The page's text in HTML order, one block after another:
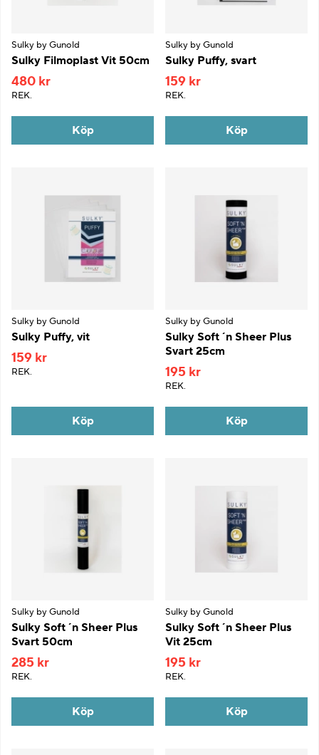
Sulky by Gunold
Sulky Filmoplast Vit 50cm
480 kr
REK.
Köp
Sulky by Gunold
Sulky Puffy, svart
159 kr
REK.
Köp
Sulky by Gunold
Sulky Puffy, vit
159 kr
REK.
Köp
Sulky by Gunold
Sulky Soft ´n Sheer Plus
Svart 25cm
195 kr
REK.
Köp
Sulky by Gunold
Sulky Soft ´n Sheer Plus
Svart 50cm
285 kr
REK.
Köp
Sulky by Gunold
Sulky Soft ´n Sheer Plus
Vit 25cm
195 kr
REK.
Köp